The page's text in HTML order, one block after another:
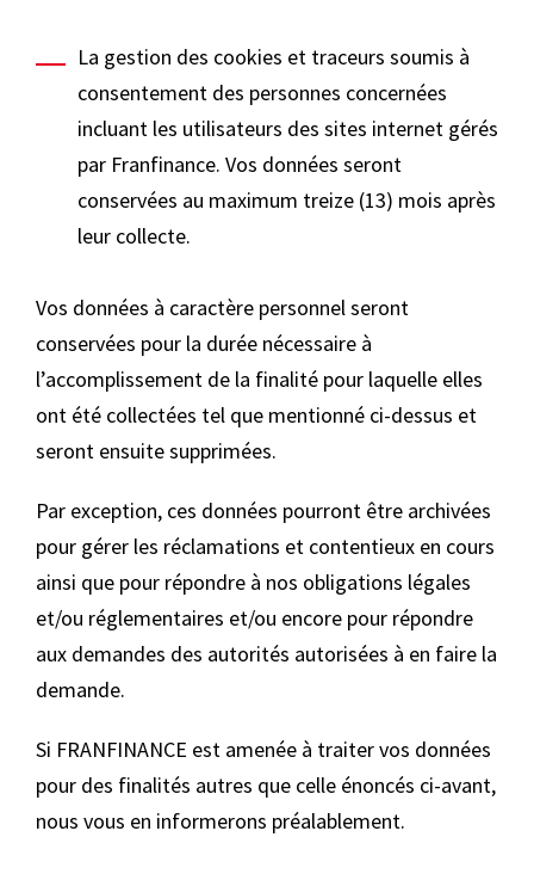
La gestion des cookies et traceurs soumis à
consentement des personnes concernées
incluant les utilisateurs des sites internet gérés
par Franfinance. Vos données seront
conservées au maximum treize (13) mois après
leur collecte.
Vos données à caractère personnel seront
conservées pour la durée nécessaire à
l’accomplissement de la finalité pour laquelle elles
ont été collectées tel que mentionné ci-dessus et
seront ensuite supprimées.
Par exception, ces données pourront être archivées
pour gérer les réclamations et contentieux en cours
ainsi que pour répondre à nos obligations légales
et/ou réglementaires et/ou encore pour répondre
aux demandes des autorités autorisées à en faire la
demande.
Si FRANFINANCE est amenée à traiter vos données
pour des finalités autres que celle énoncés ci-avant,
nous vous en informerons préalablement.